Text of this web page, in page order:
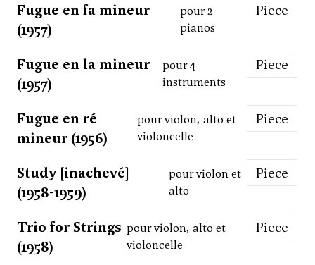
Fugue en fa mineur
(1957)
pour 2
pianos
Piece
Fugue en la mineur
(1957)
pour 4
instruments
Piece
Fugue en ré
mineur (1956)
pour violon, alto et
violoncelle
Piece
Study [inachevé]
(1958-1959)
pour violon et
alto
Piece
Trio for Strings
(1958)
pour violon, alto et
violoncelle
Piece